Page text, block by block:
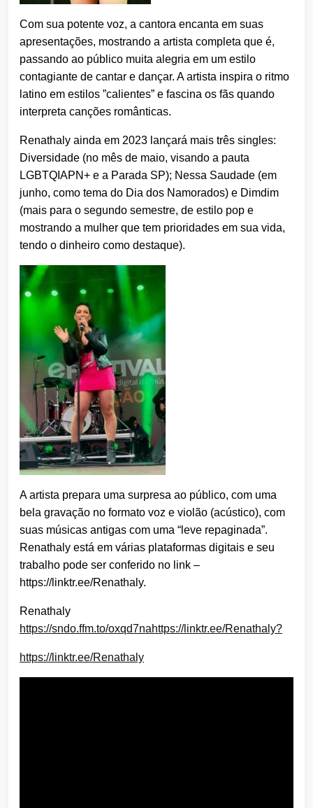
Com sua potente voz, a cantora encanta em suas
apresentações, mostrando a artista completa que é,
passando ao público muita alegria em um estilo
contagiante de cantar e dançar. A artista inspira o ritmo
latino em estilos ”calientes” e fascina os fãs quando
interpreta canções românticas.
Renathaly ainda em 2023 lançará mais três singles:
Diversidade (no mês de maio, visando a pauta
LGBTQIAPN+ e a Parada SP); Nessa Saudade (em
junho, como tema do Dia dos Namorados) e Dimdim
(mais para o segundo semestre, de estilo pop e
mostrando a mulher que tem prioridades em sua vida,
tendo o dinheiro como destaque).
A artista prepara uma surpresa ao público, com uma
bela gravação no formato voz e violão (acústico), com
suas músicas antigas com uma “leve repaginada”.
Renathaly está em várias plataformas digitais e seu
trabalho pode ser conferido no link –
https://linktr.ee/Renathaly.
Renathaly
https://sndo.ffm.to/oxqd7nahttps://linktr.ee/Renathaly?
https://linktr.ee/Renathaly